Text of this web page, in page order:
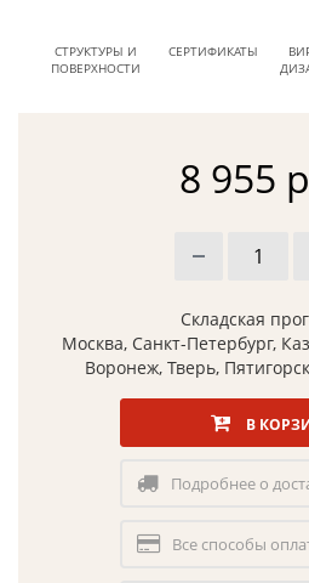
СТРУКТУРЫ И
ПОВЕРХНОСТИ
СЕРТИФИКАТЫ
8 955
Складская
Москва, Санкт-Петербург,
Воронеж, Тверь,
В
Подробнее о
Все способы